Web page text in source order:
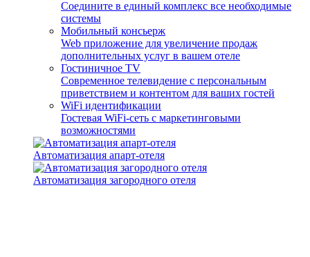
Соедините в единый комплекс все необходимые
системы
Мобильный консьерж
Web приложение для увеличение продаж
дополнительных услуг в вашем отеле
Гостиничное TV
Современное телевидение с персональным
приветствием и контентом для ваших гостей
WiFi идентификации
Гостевая WiFi-сеть с маркетинговыми
возможностями
Автоматизация апарт-отеля
Автоматизация загородного отеля